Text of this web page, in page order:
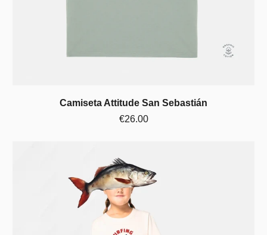
Camiseta Attitude San Sebastián
€26.00